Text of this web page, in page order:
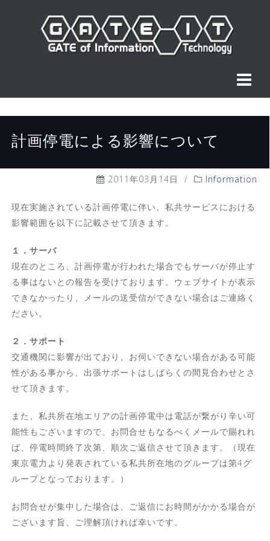
ス
キ
計画停電による影響について
2011年03月14日 / Information
現在実施されている計画停電に伴い、私共サービスにおける
影響範囲を以下に記載させて頂きます。
１．サーバ
現在のところ、計画停電が行われた場合でもサーバが停止す
る事はないとの報告を受けております。ウェブサイトが表示
できなかったり、メールの送受信ができない場合はご連絡く
ださい。
２．サポート
交通機関に影響が出ており、お伺いできない場合がある可能
性がある事から、出張サポートはしばらくの間見合わせとさ
せて頂きます。
また、私共所在地エリアの計画停電中は電話が繋がり辛い可
能性もございますので、お問合せもなるべくメールで賜れれ
ば、停電時間終了次第、順次ご返信させて頂きます。（現在
東京電力より発表されている私共所在地のグループは第4グ
ループとなっております。）
お問合せが集中した場合は、ご返信にお時間がかかる場合が
ございます旨、ご理解頂ければ幸いです。